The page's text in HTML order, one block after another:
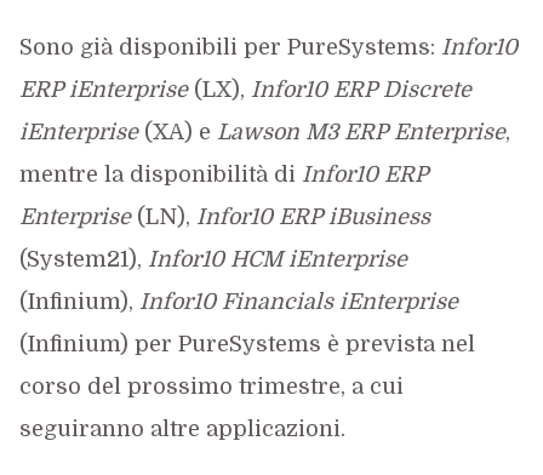
Sono già disponibili per PureSystems: Infor10
ERP iEnterprise (LX), Infor10 ERP Discrete
iEnterprise (XA) e Lawson M3 ERP Enterprise,
mentre la disponibilità di Infor10 ERP
Enterprise (LN), Infor10 ERP iBusiness
(System21), Infor10 HCM iEnterprise
(Infinium), Infor10 Financials iEnterprise
(Infinium) per PureSystems è prevista nel
corso del prossimo trimestre, a cui
seguiranno altre applicazioni.